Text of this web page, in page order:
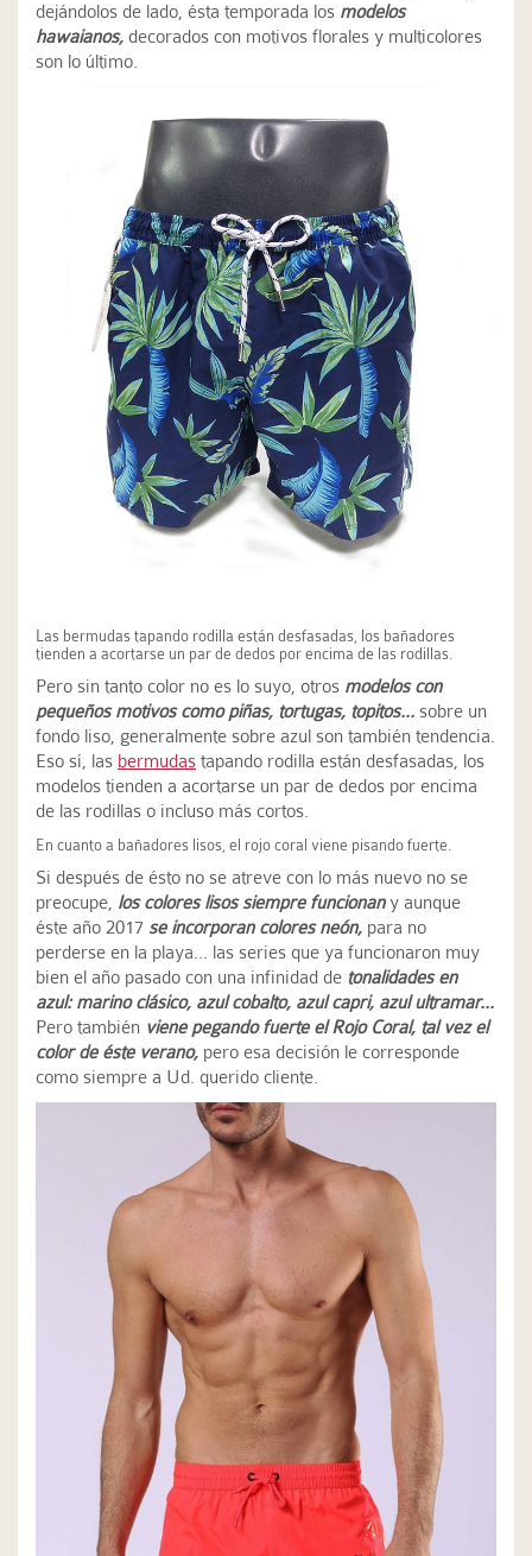
dejándolos de lado, ésta temporada los modelos
hawaianos, decorados con motivos florales y multicolores
son lo último.
Las bermudas tapando rodilla están desfasadas, los bañadores
tienden a acortarse un par de dedos por encima de las rodillas.
Pero sin tanto color no es lo suyo, otros modelos con
pequeños motivos como piñas, tortugas, topitos... sobre un
fondo liso, generalmente sobre azul son también tendencia.
Eso sí, las bermudas tapando rodilla están desfasadas, los
modelos tienden a acortarse un par de dedos por encima
de las rodillas o incluso más cortos.
En cuanto a bañadores lisos, el rojo coral viene pisando fuerte.
Si después de ésto no se atreve con lo más nuevo no se
preocupe, los colores lisos siempre funcionany aunque
éste año 2017 se incorporan colores neón, para no
perderse en la playa... las series que ya funcionaron muy
bien el año pasado con una infinidad de tonalidades en
azul: marino clásico, azul cobalto, azul capri, azul ultramar...
Pero también viene pegando fuerte el Rojo Coral, tal vez el
color de éste verano, pero esa decisión le corresponde
como siempre a Ud. querido cliente.